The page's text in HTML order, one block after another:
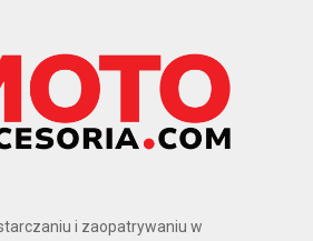
i zaopatrywaniu w